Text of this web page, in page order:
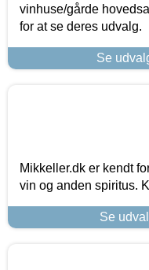
vinhuse/gårde
for at se deres udvalg.
Se
Mikkeller.dk er kendt
vin og anden spiritus.
Se